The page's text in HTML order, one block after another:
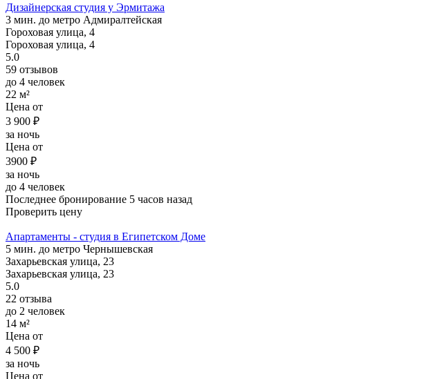
Дизайнерская студия у Эрмитажа
3 мин. до метро Адмиралтейская
Гороховая улица, 4
Гороховая улица, 4
5.0
59 отзывов
до 4 человек
22 м²
Цена от
3 900 ₽
за ночь
Цена от
3900 ₽
за ночь
до 4 человек
Последнее бронирование 5 часов назад
Проверить цену
Апартаменты - студия в Египетском Доме
5 мин. до метро Чернышевская
Захарьевская улица, 23
Захарьевская улица, 23
5.0
22 отзыва
до 2 человек
14 м²
Цена от
4 500 ₽
за ночь
Цена от